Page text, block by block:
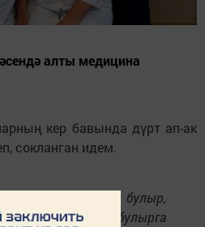
алты медицина
кер бавында дүрт ап-ак
сокланган идем.
бишенчесе дә булыр,
дә медик булырга